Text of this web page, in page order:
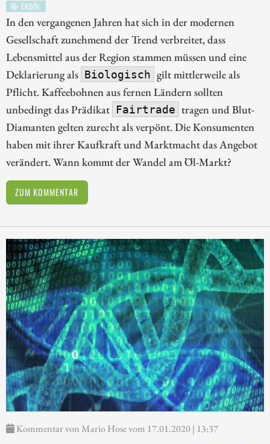
ERDÖL
In den vergangenen Jahren hat sich in der modernen
Gesellschaft zunehmend der Trend verbreitet, dass
Lebensmittel aus der Region stammen müssen und eine
Deklarierung als Biologisch gilt mittlerweile als
Pflicht. Kaffeebohnen aus fernen Ländern sollten
unbedingt das Prädikat Fairtrade tragen und Blut-
Diamanten gelten zurecht als verpönt. Die Konsumenten
haben mit ihrer Kaufkraft und Marktmacht das Angebot
verändert. Wann kommt der Wandel am Öl-Markt?
ZUM KOMMENTAR
Kommentar von Mario Hose vom 17.01.2020 | 13:37